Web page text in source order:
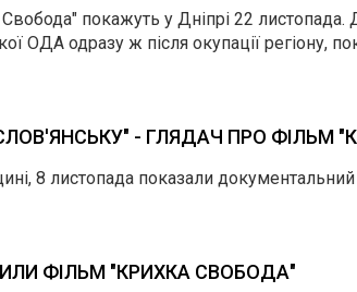
покажуть у Дніпрі 22 листопада.
ОДА одразу ж після окупації регіону,
- ГЛЯДАЧ ПРО ФІЛЬМ
8 листопада показали
ФІЛЬМ "КРИХКА СВОБОДА"